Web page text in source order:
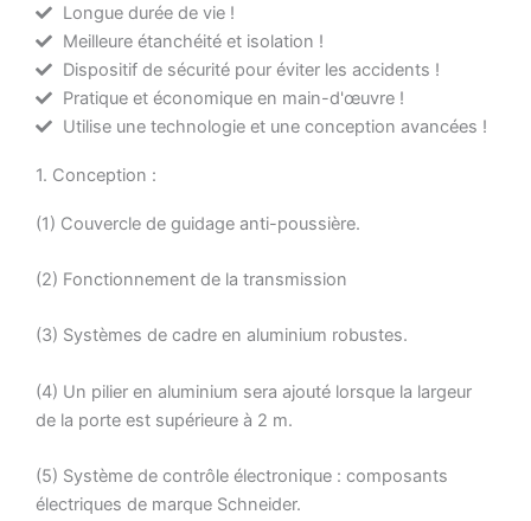
Longue durée de vie !
Meilleure étanchéité et isolation !
Dispositif de sécurité pour éviter les accidents !
Pratique et économique en main-d'œuvre !
Utilise une technologie et une conception avancées !
1. Conception :
(1) Couvercle de guidage anti-poussière.
(2) Fonctionnement de la transmission
(3) Systèmes de cadre en aluminium robustes.
(4) Un pilier en aluminium sera ajouté lorsque la largeur
de la porte est supérieure à 2 m.
(5) Système de contrôle électronique : composants
électriques de marque Schneider.